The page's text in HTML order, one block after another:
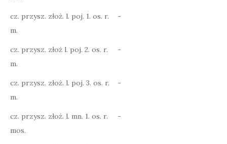
cz. przysz. złoż. l. poj. 1. os. r.
m.
-
cz. przysz. złoż l. poj. 2. os. r.
m.
-
cz. przysz. złoż. l. poj. 3. os. r.
m.
-
cz. przysz. złoż. l. mn. 1. os. r.
mos.
-